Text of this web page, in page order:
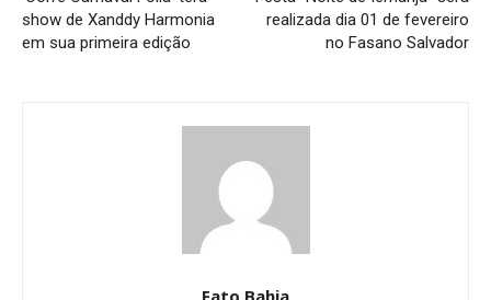
show de Xanddy Harmonia
em sua primeira edição
realizada dia 01 de fevereiro
no Fasano Salvador